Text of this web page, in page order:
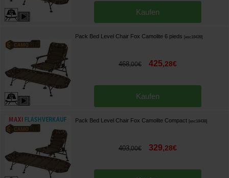
Kaufen
Pack Bed Level Chair Fox Camolite 6 pieds [esc18439]
468,00€ 425,28€
Kaufen
Pack Bed Level Chair Fox Camolite Compact [esc18438]
403,00€ 329,28€